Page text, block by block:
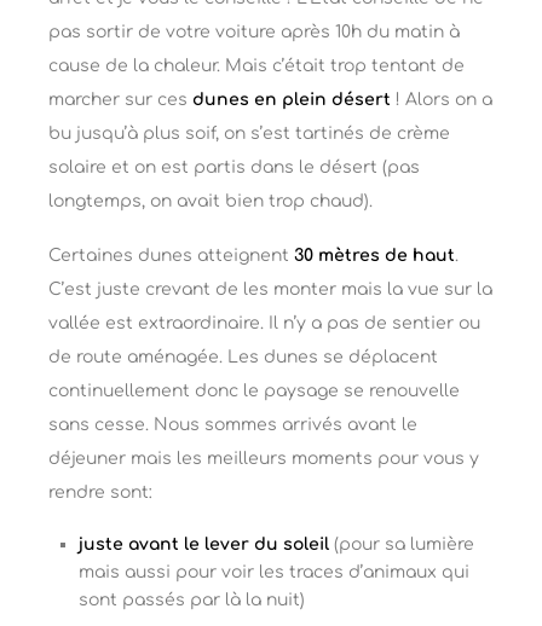
pas sortir de votre voiture après 10h du matin à
cause de la chaleur. Mais c’était trop tentant de
marcher sur ces dunes en plein désert ! Alors on a
bu jusqu’à plus soif, on s’est tartinés de crème
solaire et on est partis dans le désert (pas
longtemps, on avait bien trop chaud).
Certaines dunes atteignent 30 mètres de haut.
C’est juste crevant de les monter mais la vue sur la
vallée est extraordinaire. Il n’y a pas de sentier ou
de route aménagée. Les dunes se déplacent
continuellement donc le paysage se renouvelle
sans cesse. Nous sommes arrivés avant le
déjeuner mais les meilleurs moments pour vous y
rendre sont:
juste avant le lever du soleil (pour sa lumière
mais aussi pour voir les traces d’animaux qui
sont passés par là la nuit)